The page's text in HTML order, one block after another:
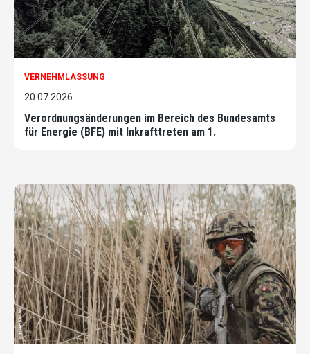
VERNEHMLASSUNG
20.07.2026
Verordnungsänderungen im Bereich des Bundesamts
für Energie (BFE) mit Inkrafttreten am 1.